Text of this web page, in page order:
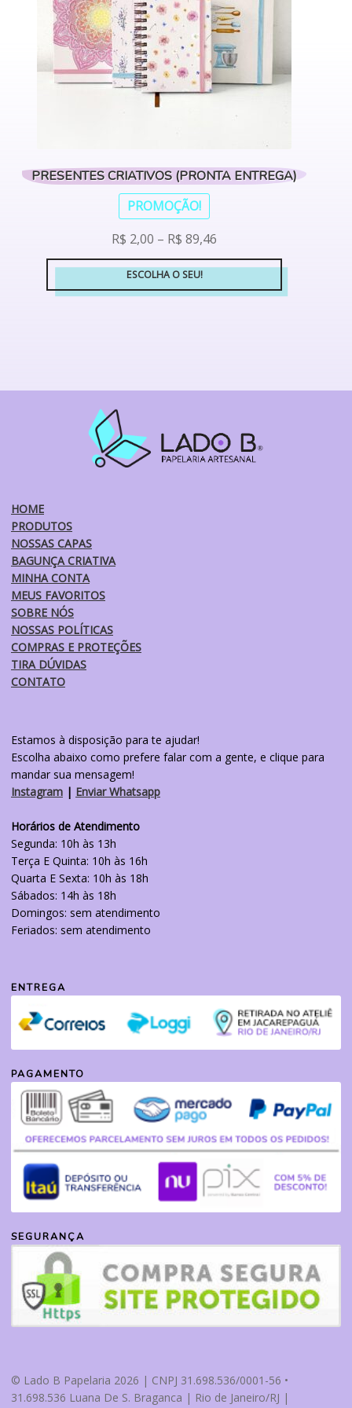
PRESENTES CRIATIVOS (PRONTA ENTREGA)
PROMOÇÃO!
R$ 2,00 – R$ 89,46
ESCOLHA O SEU!
HOME
PRODUTOS
NOSSAS CAPAS
BAGUNÇA CRIATIVA
MINHA CONTA
MEUS FAVORITOS
SOBRE NÓS
NOSSAS POLÍTICAS
COMPRAS E PROTEÇÕES
TIRA DÚVIDAS
CONTATO
Estamos à disposição para te ajudar!
Escolha abaixo como prefere falar com a gente, e clique para
mandar sua mensagem!
Instagram | Enviar Whatsapp
Horários de Atendimento
Segunda: 10h às 13h
Terça E Quinta: 10h às 16h
Quarta E Sexta: 10h às 18h
Sábados: 14h às 18h
Domingos: sem atendimento
Feriados: sem atendimento
ENTREGA
PAGAMENTO
SEGURANÇA
© Lado B Papelaria 2026 | CNPJ 31.698.536/0001-56 •
31.698.536 Luana De S. Braganca | Rio de Janeiro/RJ |